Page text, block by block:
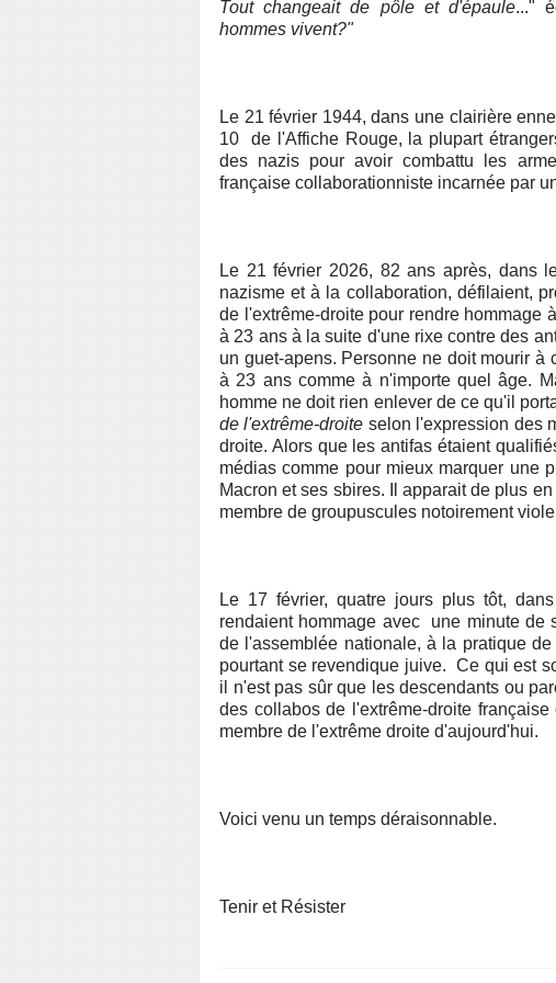
Tout changeait de pôle et d'épaule..."
hommes vivent?"
Le 21 février 1944, dans une clairière
10 de l'Affiche Rouge, la plupart
des nazis pour avoir combattu les
française collaborationniste incarnée par
Le 21 février 2026, 82 ans après, dans
nazisme et à la collaboration, défilaient,
de l'extrême-droite pour rendre hommage
à 23 ans à la suite d'une rixe contre des
un guet-apens. Personne ne doit mourir à
à 23 ans comme à n'importe quel âge.
homme ne doit rien enlever de ce qu'il
de l'extrême-droite selon l'expression des
droite. Alors que les antifas étaient
médias comme pour mieux marquer une
Macron et ses sbires. Il apparait de plus
membre de groupuscules notoirement
Le 17 février, quatre jours plus tôt,
rendaient hommage avec une minute de
de l'assemblée nationale, à la pratique
pourtant se revendique juive. Ce qui est
il n'est pas sûr que les descendants ou
des collabos de l'extrême-droite
membre de l'extrême droite d'aujourd'hui.
Voici venu un temps déraisonnable.
Tenir et Résister